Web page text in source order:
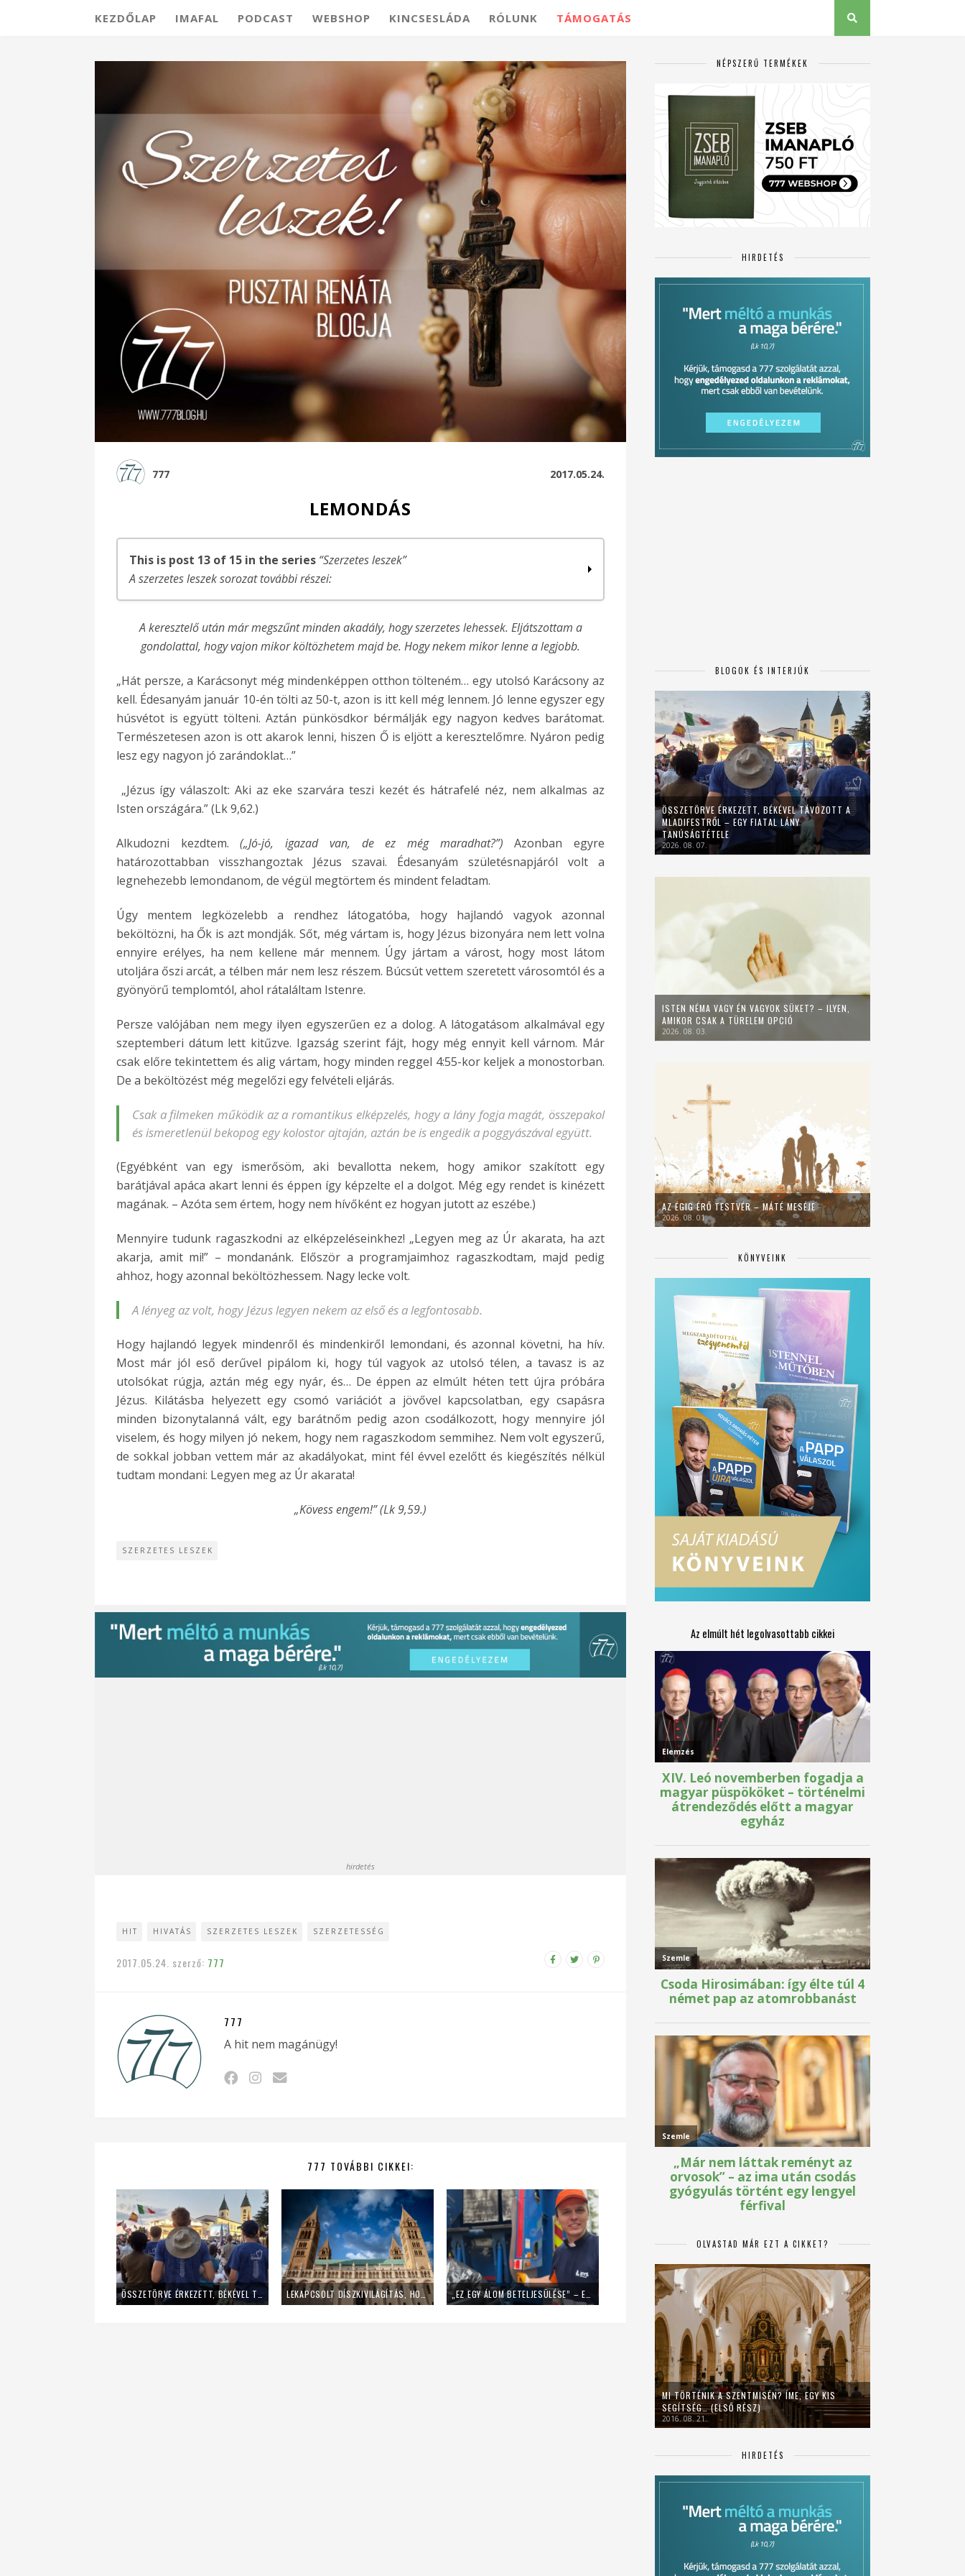
KEZDŐLAP IMAFAL PODCAST WEBSHOP KINCSESLÁDA RÓLUNK TÁMOGATÁS
777 2017.05.24.
LEMONDÁS
This is post 13 of 15 in the series “Szerzetes leszek”
A szerzetes leszek sorozat további részei:
Szerzetes leszek – Az első lépések….
Szerzetes leszek – Az első lépések! – Bal, jobb…
Szerzetes leszek – Az elején máris a közepében lenni
Szerzetes leszek – A gonosz
Szerzetes leszek! – Az első látogatás
Szerzetes leszek! – GYIK, miért?
GYIK – Mi lesz, ha meggondolod magad?
Szentségek híján
Szerzetes leszek – Fogadtatás
A klauzúrán túl
Az utolsó, de nem a vége
A keresztelő után már megszűnt minden akadály, hogy szerzetes lehessek. Eljátszottam a
gondolattal, hogy vajon mikor költözhetem majd be. Hogy nekem mikor lenne a legjobb.
„Hát persze, a Karácsonyt még mindenképpen otthon tölteném… egy utolsó Karácsony az
kell. Édesanyám január 10-én tölti az 50-t, azon is itt kell még lennem. Jó lenne egyszer egy
húsvétot is együtt tölteni. Aztán pünkösdkor bérmálják egy nagyon kedves barátomat.
Természetesen azon is ott akarok lenni, hiszen Ő is eljött a keresztelőmre. Nyáron pedig
lesz egy nagyon jó zarándoklat…”
„Jézus így válaszolt: Aki az eke szarvára teszi kezét és hátrafelé néz, nem alkalmas az
Isten országára.” (Lk 9,62.)
Alkudozni kezdtem.(„Jó-jó, igazad van, de ez még maradhat?”) Azonban egyre
határozottabban visszhangoztak Jézus szavai. Édesanyám születésnapjáról volt a
legnehezebb lemondanom, de végül megtörtem és mindent feladtam.
Úgy mentem legközelebb a rendhez látogatóba, hogy hajlandó vagyok azonnal
beköltözni, ha Ők is azt mondják. Sőt, még vártam is, hogy Jézus bizonyára nem lett volna
ennyire erélyes, ha nem kellene már mennem. Úgy jártam a várost, hogy most látom
utoljára őszi arcát, a télben már nem lesz részem. Búcsút vettem szeretett városomtól és a
gyönyörű templomtól, ahol rátaláltam Istenre.
Persze valójában nem megy ilyen egyszerűen ez a dolog. A látogatásom alkalmával egy
szeptemberi dátum lett kitűzve. Igazság szerint fájt, hogy még ennyit kell várnom. Már
csak előre tekintettem és alig vártam, hogy minden reggel 4:55-kor keljek a monostorban.
De a beköltözést még megelőzi egy felvételi eljárás.
Csak a filmeken működik az a romantikus elképzelés, hogy a lány fogja magát, összepakol
és ismeretlenül bekopog egy kolostor ajtaján, aztán be is engedik a poggyászával együtt.
(Egyébként van egy ismerősöm, aki bevallotta nekem, hogy amikor szakított egy
barátjával apáca akart lenni és éppen így képzelte el a dolgot. Még egy rendet is kinézett
magának. – Azóta sem értem, hogy nem hívőként ez hogyan jutott az eszébe.)
Mennyire tudunk ragaszkodni az elképzeléseinkhez! „Legyen meg az Úr akarata, ha azt
akarja, amit mi!” – mondanánk. Először a programjaimhoz ragaszkodtam, majd pedig
ahhoz, hogy azonnal beköltözhessem. Nagy lecke volt.
A lényeg az volt, hogy Jézus legyen nekem az első és a legfontosabb.
Hogy hajlandó legyek mindenről és mindenkiről lemondani, és azonnal követni, ha hív.
Most már jól eső derűvel pipálom ki, hogy túl vagyok az utolsó télen, a tavasz is az
utolsókat rúgja, aztán még egy nyár, és… De éppen az elmúlt héten tett újra próbára
Jézus. Kilátásba helyezett egy csomó variációt a jövővel kapcsolatban, egy csapásra
minden bizonytalanná vált, egy barátnőm pedig azon csodálkozott, hogy mennyire jól
viselem, és hogy milyen jó nekem, hogy nem ragaszkodom semmihez. Nem volt egyszerű,
de sokkal jobban vettem már az akadályokat, mint fél évvel ezelőtt és kiegészítés nélkül
tudtam mondani: Legyen meg az Úr akarata!
„Kövess engem!” (Lk 9,59.)
SZERZETES LESZEK
hirdetés
HIT HIVATÁS SZERZETES LESZEK SZERZETESSÉG
2017.05.24. szerző: 777
777
A hit nem magánügy!
777 TOVÁBBI CIKKEI:
ÖSSZETÖRVE ÉRKEZETT, BÉKÉVEL TÁVOZOTT A MLADIFESTRŐL – EGY FIATAL LÁNY TANÚSÁGTÉTELE LEKAPCSOLT DÍSZKIVILÁGÍTÁS, HOME OFFICE – ÍGY SPÓROL AZ ENERGIÁVAL A PÉCSI EGYHÁZMEGYE „EZ EGY ÁLOM BETELJESÜLÉSE” – EGY NAPIG KUKÁSNAK ÁLLT EGY LENGYEL PAP
NÉPSZERŰ TERMÉKEK
HIRDETÉS
BLOGOK ÉS INTERJÚK
ÖSSZETÖRVE ÉRKEZETT, BÉKÉVEL TÁVOZOTT A
MLADIFESTRŐL – EGY FIATAL LÁNY
TANÚSÁGTÉTELE
2026. 08. 07.
ISTEN NÉMA VAGY ÉN VAGYOK SÜKET? – ILYEN,
AMIKOR CSAK A TÜRELEM OPCIÓ
2026. 08. 03.
AZ ÉGIG ÉRŐ TESTVÉR – MÁTÉ MESÉJE
2026. 08. 01.
KÖNYVEINK
Az elmúlt hét legolvasottabb cikkei
OLVASTAD MÁR EZT A CIKKET?
MI TÖRTÉNIK A SZENTMISÉN? ÍME, EGY KIS
SEGÍTSÉG… (ELSŐ RÉSZ)
2016. 08. 21.
HIRDETÉS